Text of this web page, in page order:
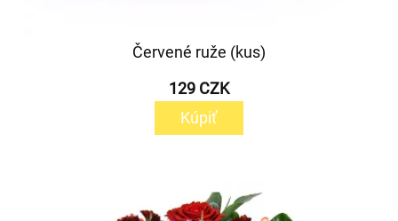
Červené ruže (kus)
129 CZK
Kúpiť